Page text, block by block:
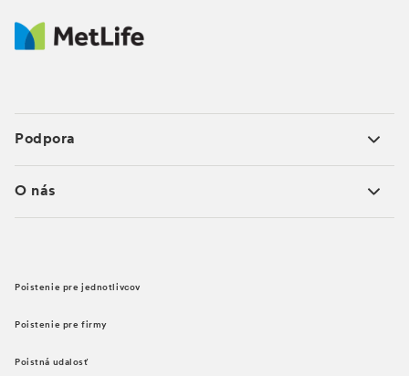
Podpora
O nás
Poistenie pre jednotlivcov
Poistenie pre firmy
Poistná udalosť